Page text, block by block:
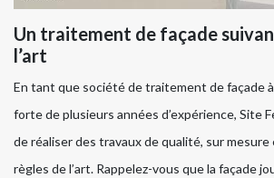
Un traitement de façade
l’art
En tant que société de traitement de façade
forte de plusieurs années d’expérience, Site
de réaliser des travaux de qualité, sur
règles de l’art. Rappelez-vous que la façade